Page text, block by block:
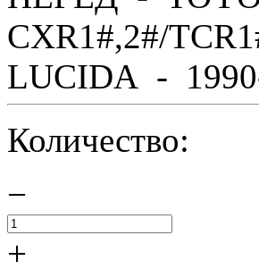
CXR1#,2#/
LUCIDA -
Количество:
−
+